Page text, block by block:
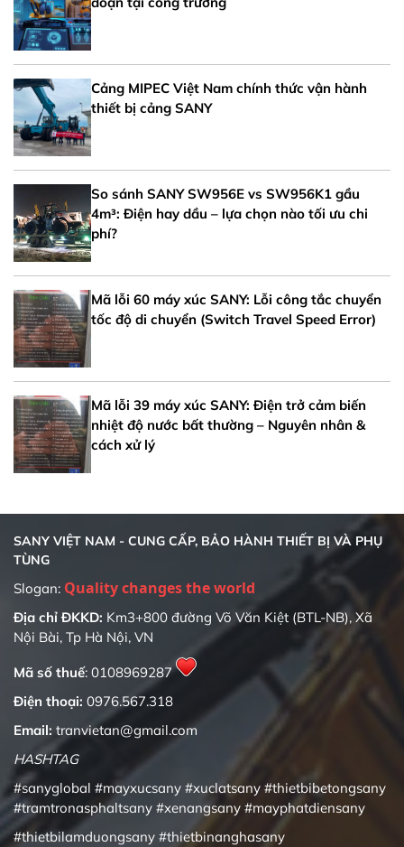
Cảng MIPEC Việt Nam chính thức vận hành
thiết bị cảng SANY
So sánh SANY SW956E vs SW956K1 gầu
4m³: Điện hay dầu – lựa chọn nào tối ưu chi
phí?
Mã lỗi 60 máy xúc SANY: Lỗi công tắc chuyển
tốc độ di chuyển (Switch Travel Speed Error)
Mã lỗi 39 máy xúc SANY: Điện trở cảm biến
nhiệt độ nước bất thường – Nguyên nhân &
cách xử lý
SANY VIỆT NAM - CUNG CẤP, BẢO HÀNH THIẾT BỊ VÀ PHỤ
TÙNG
Slogan: Quality changes the world
Địa chỉ ĐKKD: Km3+800 đường Võ Văn Kiệt (BTL-NB), Xã
Nội Bài, Tp Hà Nội, VN
Mã số thuế: 0108969287
Điện thoại: 0976.567.318
Email: tranvietan@gmail.com
HASHTAG
#sanyglobal #mayxucsany #xuclatsany #thietbibetongsany
#tramtronasphaltsany #xenangsany #mayphatdiensany
#thietbilamduongsany #thietbinanghasany